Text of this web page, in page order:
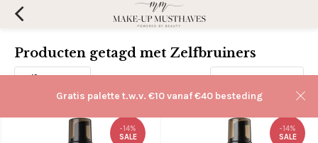
Gratis palette t.w.v. €10 vanaf €40 besteding
Producten getagd met Zelfbruiners
Filters
-14%
SALE
-14%
SALE